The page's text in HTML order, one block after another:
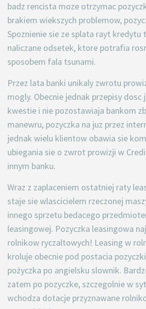
badz rencista moze otrzymac
brakiem wiekszych problemow,
Spoznienie sie ze splata rayt
naliczane odsetek, ktore potrafia
sposobem fala tsunami.
Przez lata banki unikaly zwrotu
mogly. Obecnie jednak przepisy dosc
kwestie i nie pozostawiaja bankom
manewru, pozyczka na juz przez
jednak wielu klientow obawia sie
ubiegania sie o zwrot prowizji w
innym banku.
Wraz z zaplaceniem ostatniej raty
staje sie wlascicielem rzeczonej
innego sprzetu bedacego
leasingowej. Pozyczka leasingowa
rolnikow ryczaltowych! Leasing w
kroluje obecnie pod postacia
pożyczka po angielsku slownik.
zatem po pozyczke, szczegolnie w
wchodza dotacje przyznawane